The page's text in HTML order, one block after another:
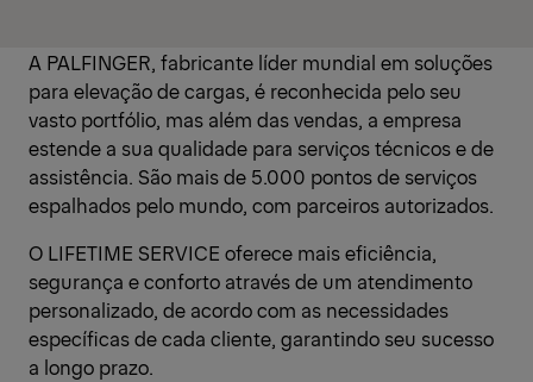
A PALFINGER, fabricante líder mundial em soluções
para elevação de cargas, é reconhecida pelo seu
vasto portfólio, mas além das vendas, a empresa
estende a sua qualidade para serviços técnicos e de
assistência. São mais de 5.000 pontos de serviços
espalhados pelo mundo, com parceiros autorizados.
O LIFETIME SERVICE oferece mais eficiência,
segurança e conforto através de um atendimento
personalizado, de acordo com as necessidades
específicas de cada cliente, garantindo seu sucesso
a longo prazo.